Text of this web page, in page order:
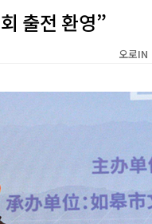
출전 환영”
오로IN